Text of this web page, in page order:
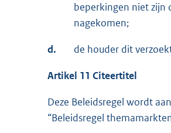
beperkingen niet zijn
nagekomen;
d. de houder dit
Artikel 11 Citeertitel
Deze Beleidsregel wordt
“Beleidsregel